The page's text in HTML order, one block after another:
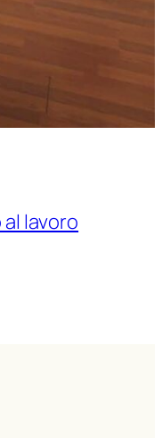
lavoro